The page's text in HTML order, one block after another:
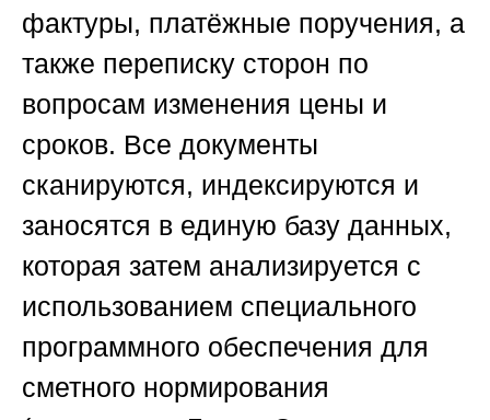
фактуры, платёжные поручения, а
также переписку сторон по
вопросам изменения цены и
сроков. Все документы
сканируются, индексируются и
заносятся в единую базу данных,
которая затем анализируется с
использованием специального
программного обеспечения для
сметного нормирования